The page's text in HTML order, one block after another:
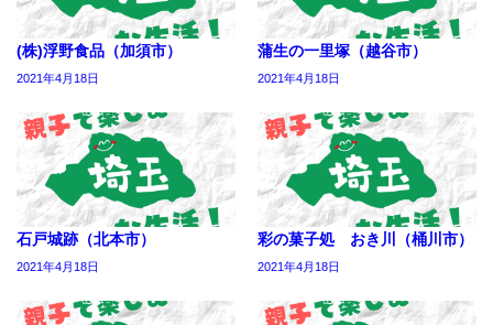
(株)浮野食品（加須市）
2021年4月18日
蒲生の一里塚（越谷市）
2021年4月18日
石戸城跡（北本市）
2021年4月18日
彩の菓子処 おき川（桶川市）
2021年4月18日